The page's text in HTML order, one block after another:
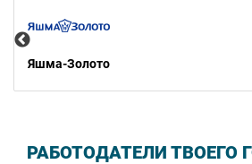
Яшма-Золото
РАБОТОДАТЕЛИ ТВОЕГО